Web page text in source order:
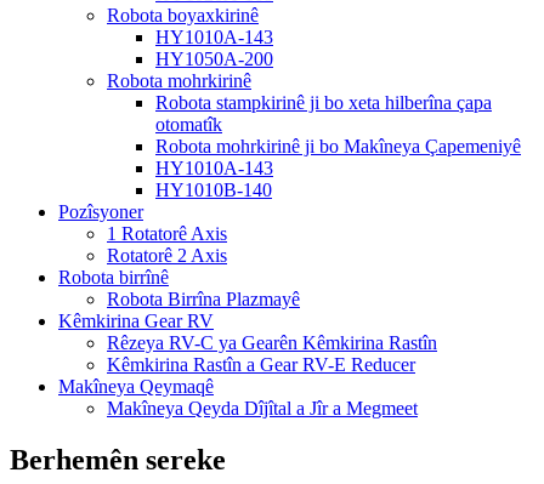
Robota boyaxkirinê
HY1010A-143
HY1050A-200
Robota mohrkirinê
Robota stampkirinê ji bo xeta hilberîna çapa
otomatîk
Robota mohrkirinê ji bo Makîneya Çapemeniyê
HY1010A-143
HY1010B-140
Pozîsyoner
1 Rotatorê Axis
Rotatorê 2 Axis
Robota birrînê
Robota Birrîna Plazmayê
Kêmkirina Gear RV
Rêzeya RV-C ya Gearên Kêmkirina Rastîn
Kêmkirina Rastîn a Gear RV-E Reducer
Makîneya Qeymaqê
Makîneya Qeyda Dîjîtal a Jîr a Megmeet
Berhemên sereke